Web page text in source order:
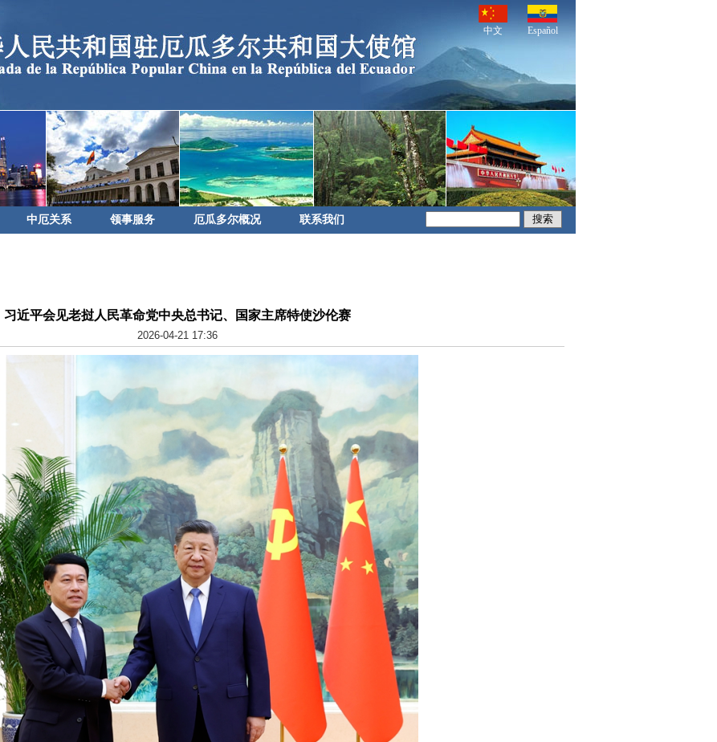
中文 Español
中厄关系 领事服务 厄瓜多尔概况 联系我们
习近平会见老挝人民革命党中央总书记、国家主席特使沙伦赛
2026-04-21 17:36